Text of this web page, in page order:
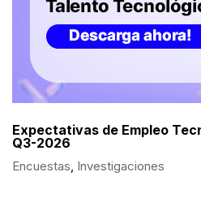
Expectativas de Empleo
Q3-2026
Encuestas, Investigaciones